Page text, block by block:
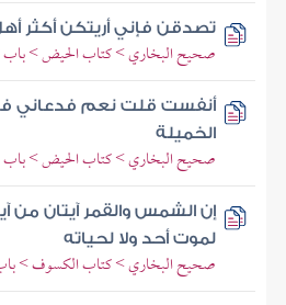
تصدقن فإني أريتكن أكثر أهل
صحيح البخاري > كتاب الحيض > باب
أنفست قلت نعم فدعاني
الخميلة
صحيح البخاري > كتاب الحيض > باب
إن الشمس والقمر آيتان من
لموت أحد ولا لحياته
صحيح البخاري > كتاب الكسوف >